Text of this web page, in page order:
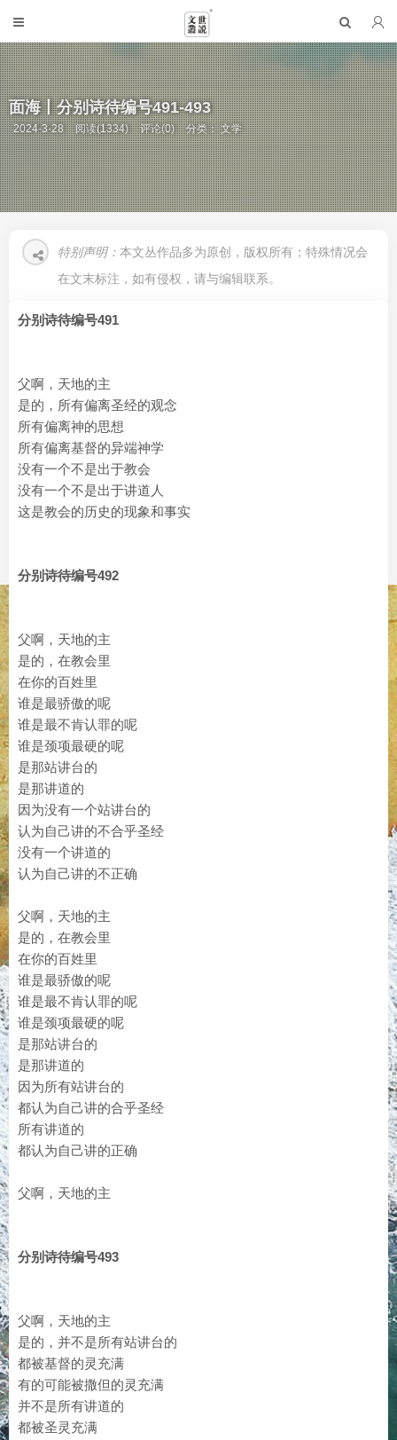
面海丨分别诗待编号491-493
2024-3-28 阅读(1334) 评论(0) 分类：文学
特别声明： 本文丛作品多为原创，版权所有；特殊情况会
在文末标注，如有侵权，请与编辑联系。
分别诗待编号491
父啊，天地的主
是的，所有偏离圣经的观念
所有偏离神的思想
所有偏离基督的异端神学
没有一个不是出于教会
没有一个不是出于讲道人
这是教会的历史的现象和事实
分别诗待编号492
父啊，天地的主
是的，在教会里
在你的百姓里
谁是最骄傲的呢
谁是最不肯认罪的呢
谁是颈项最硬的呢
是那站讲台的
是那讲道的
因为没有一个站讲台的
认为自己讲的不合乎圣经
没有一个讲道的
认为自己讲的不正确
父啊，天地的主
是的，在教会里
在你的百姓里
谁是最骄傲的呢
谁是最不肯认罪的呢
谁是颈项最硬的呢
是那站讲台的
是那讲道的
因为所有站讲台的
都认为自己讲的合乎圣经
所有讲道的
都认为自己讲的正确
父啊，天地的主
分别诗待编号493
父啊，天地的主
是的，并不是所有站讲台的
都被基督的灵充满
有的可能被撒但的灵充满
并不是所有讲道的
都被圣灵充满